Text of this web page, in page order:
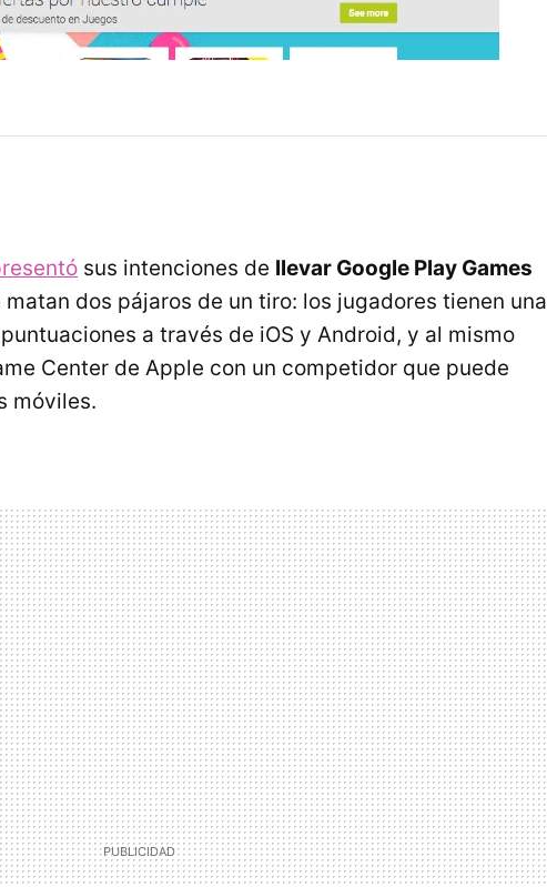
sus intenciones de llevar Google Play Games
matan dos pájaros de un tiro: los jugadores tienen una
a través de iOS y Android, y al mismo
Center de Apple con un competidor que puede
móviles.